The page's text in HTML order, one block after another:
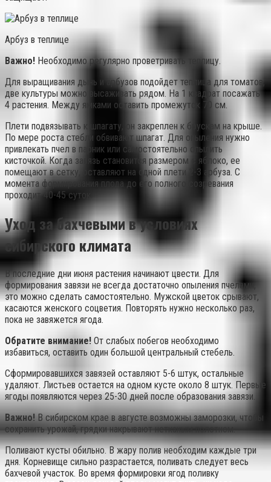
Арбуз в теплице
Важно! Необходимо регулярно проветривать теплицу.
Для выращивания дынь и арбузов подойдет теплица для томатов,
две культуры можно высаживать рядом. На 1 квадрат посажать
4 растения. Между ямками оставить промежуток 70 см.
Плети подвязывать к шпагату, он закреплен к брускам на крыше.
По мере роста стебли обвивают шпагат. Для опыления нужно
привлекать пчел в парник или самостоятельно опылить
кисточкой. Когда завязь становится размером с яблоко, ее
помещают в сетку, оставляют на одной плети 2-3 арбуза. С
момента формирования плода до его полного созревания
проходит 40-45 суток.
Уход за бахчевыми в условиях
сибирского климата
В последние дни июня растения начинают цвести. Для
формирования завязи не всегда достаточно опыления пчелами,
это можно сделать самостоятельно. Мужской цветок срывают,
касаются женского соцветия. Повторять нужно несколько раз,
пока не завяжется ягода.
Обратите внимание! От слабых побегов необходимо
избавиться, оставить один большой центральный стебель.
Сформировавшихся завязей оставляют 5-6 штук, остальные
удаляют. Листьев остается на одном кусте около 8 штук. Первые
ягоды появляются через 25-30 дней после образования завязи.
Важно!В сибирском крае в августе возможны заморозки, чтобы
сохранить урожай, грядки накрывают нетканым полотном.
Поливают кусты обильно. В жару полив необходим каждые три
дня. Корневище сильно разрастается, поливать следует весь
бахчевой участок. Во время формировки ягод поливку